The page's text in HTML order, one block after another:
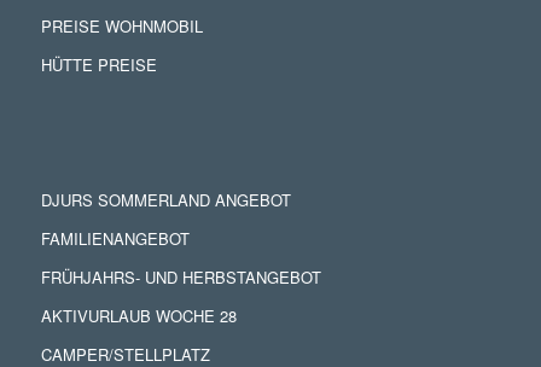
PREISE WOHNMOBIL
HÜTTE PREISE
DJURS SOMMERLAND ANGEBOT
FAMILIENANGEBOT
FRÜHJAHRS- UND HERBSTANGEBOT
AKTIVURLAUB WOCHE 28
CAMPER/STELLPLATZ